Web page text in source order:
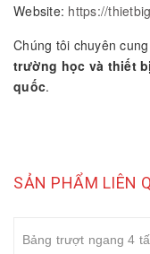
Website: https://
Chúng tôi chuyên
trường học và thiết
quốc.
SẢN PHẨM LIÊN